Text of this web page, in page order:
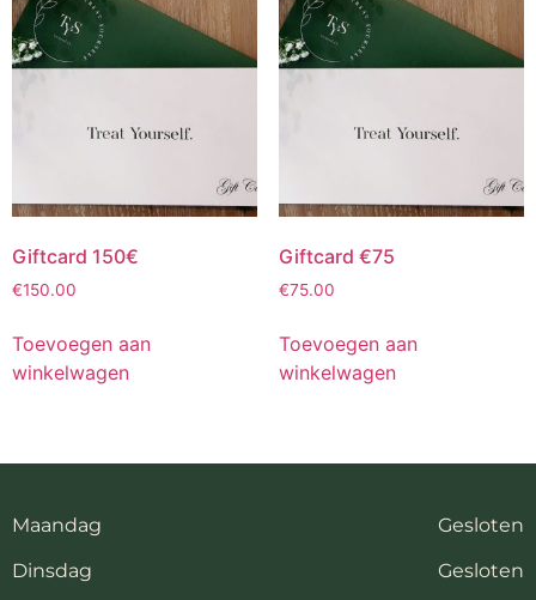
Giftcard 150€
€150.00
Toevoegen aan
winkelwagen
Giftcard €75
€75.00
Toevoegen aan
winkelwagen
Maandag
Dinsdag
Gesloten
Gesloten